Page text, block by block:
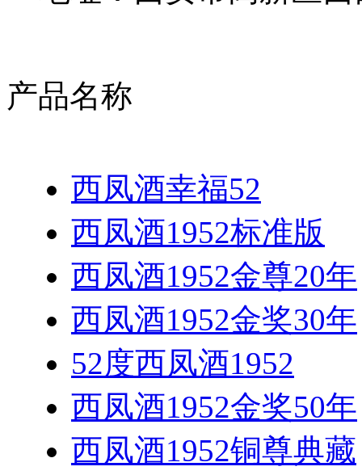
产品名称
西凤酒幸福52
西凤酒1952标准版
西凤酒1952金尊20年
西凤酒1952金奖30年
52度西凤酒1952
西凤酒1952金奖50年
西凤酒1952铜尊典藏